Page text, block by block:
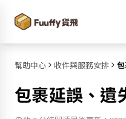
幫助中心 收件與服務安排
包裹延誤、遺